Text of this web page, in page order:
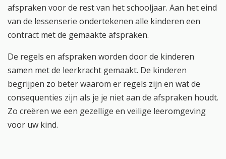
afspraken voor de rest van het schooljaar. Aan het eind
van de lessenserie ondertekenen alle kinderen een
contract met de gemaakte afspraken.
De regels en afspraken worden door de kinderen
samen met de leerkracht gemaakt. De kinderen
begrijpen zo beter waarom er regels zijn en wat de
consequenties zijn als je je niet aan de afspraken houdt.
Zo creëren we een gezellige en veilige leeromgeving
voor uw kind.